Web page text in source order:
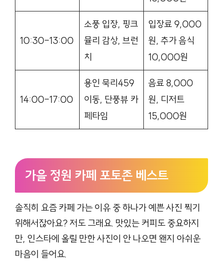
10:30-13:00
소풍 입장, 핑크
뮬리 감상, 브런
치
입장료 9,000
원, 추가 음식
10,000원
14:00-17:00
용인 묵리459
이동, 단풍뷰 카
페타임
음료 8,000
원, 디저트
15,000원
가을 정원 카페 포토존 베스트
솔직히 요즘 카페 가는 이유 중 하나가 예쁜 사진 찍기
위해서잖아요? 저도 그래요. 맛있는 커피도 중요하지
만, 인스타에 올릴 만한 사진이 안 나오면 왠지 아쉬운
마음이 들어요.